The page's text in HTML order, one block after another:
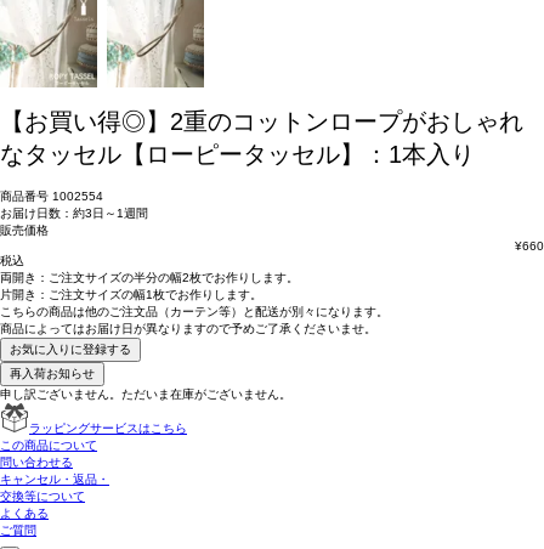
【お買い得◎】2重のコットンロープがおしゃれ
なタッセル【ローピータッセル】：1本入り
商品番号 1002554
お届け日数：約3日～1週間
販売価格
¥660
税込
両開き： ご注文サイズの半分の幅2枚でお作りします。
片開き： ご注文サイズの幅1枚でお作りします。
こちらの商品は他のご注文品（カーテン等）と配送が別々 になります。
商品によってはお届け日が異なりますので予めご了承くださいませ。
お気に入りに登録する
再入荷お知らせ
申し訳ございません。ただいま在庫がございません。
ラッピングサービスはこちら
この商品について
問い合わせる
キャンセル・返品・
交換等について
よくある
ご質問